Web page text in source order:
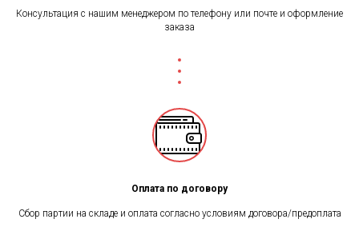
Консультация с нашим менеджером по телефону или почте и оформление
заказа
Оплата по договору
Сбор партии на складе и оплата согласно условиям договора/предоплата